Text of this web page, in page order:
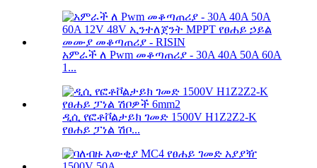
አምራች ለ Pwm መቆጣጠሪያ - 30A 40A 50A 60A
1...
ዲሲ የፎቶቮልታይክ ገመድ 1500V H1Z2Z2-K
የፀሐይ ፓነል ሽቦ...